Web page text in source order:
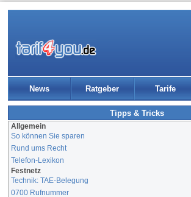
News Ratgeber Tarife
Tipps & Tricks
Allgemein
So können Sie sparen
Rund ums Recht
Telefon-Lexikon
Festnetz
Technik: TAE-Belegung
0700 Rufnummer